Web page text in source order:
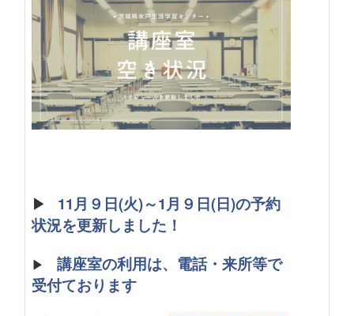
▶
11月９日(火)～1月９日(日)の予約
状況を更新しました！
▶ 講座室の利用は、電話・来所等で
受付ております